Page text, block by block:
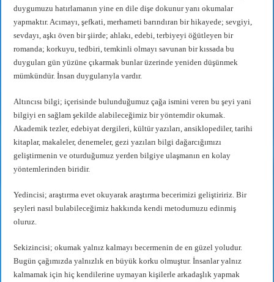
duygumuzu hatırlamanın yine en dile dişe dokunur yanı okumalar
yapmaktır. Acımayı, şefkati, merhameti barındıran bir hikayede; sevgiyi,
sevdayı, aşkı öven bir şiirde; ahlakı, edebi, terbiyeyi öğütleyen bir
romanda; korkuyu, tedbiri, temkinli olmayı savunan bir kıssada bu
duyguları gün yüzüne çıkarmak bunlar üzerinde yeniden düşünmek
mümkündür. İnsan duygularıyla vardır.
Altıncısı bilgi; içerisinde bulunduğumuz çağa ismini veren bu şeyi yani
bilgiyi en sağlam şekilde alabileceğimiz bir yöntemdir okumak.
Akademik tezler, edebiyat dergileri, kültür yazıları, ansiklopediler, tarihi
kitaplar, makaleler, denemeler, gezi yazıları bilgi dağarcığımızı
geliştirmenin ve oturduğumuz yerden bilgiye ulaşmanın en kolay
yöntemlerinden biridir.
Yedincisi; araştırma evet okuyarak araştırma becerimizi geliştiririz. Bir
şeyleri nasıl bulabileceğimiz hakkında kendi metodumuzu edinmiş
oluruz.
Sekizincisi; okumak yalnız kalmayı becermenin de en güzel yoludur.
Bugün çağımızda yalnızlık en büyük korku olmuştur. İnsanlar yalnız
kalmamak için hiç kendilerine uymayan kişilerle arkadaşlık yapmak